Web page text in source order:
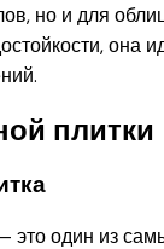
но и для
она
плитки
это один из